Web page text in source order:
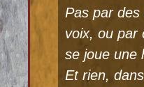
Pas par
voix, ou par
se joue une
Et rien,